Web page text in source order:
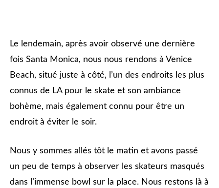
Le lendemain, après avoir observé une dernière
fois Santa Monica, nous nous rendons à Venice
Beach, situé juste à côté, l’un des endroits les plus
connus de LA pour le skate et son ambiance
bohème, mais également connu pour être un
endroit à éviter le soir.
Nous y sommes allés tôt le matin et avons passé
un peu de temps à observer les skateurs masqués
dans l’immense bowl sur la place. Nous restons là à